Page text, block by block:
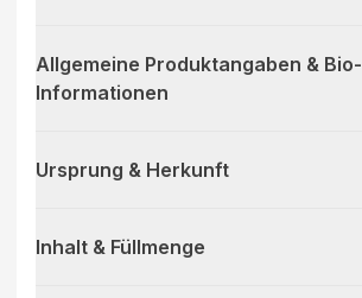
Allgemeine Produktangaben & Bio-
Informationen
Ursprung & Herkunft
Inhalt & Füllmenge